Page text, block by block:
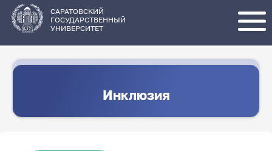
основному
содержанию
САРАТОВСКИЙ
ГОСУДАРСТВЕННЫЙ
УНИВЕРСИТЕТ
Инклюзия